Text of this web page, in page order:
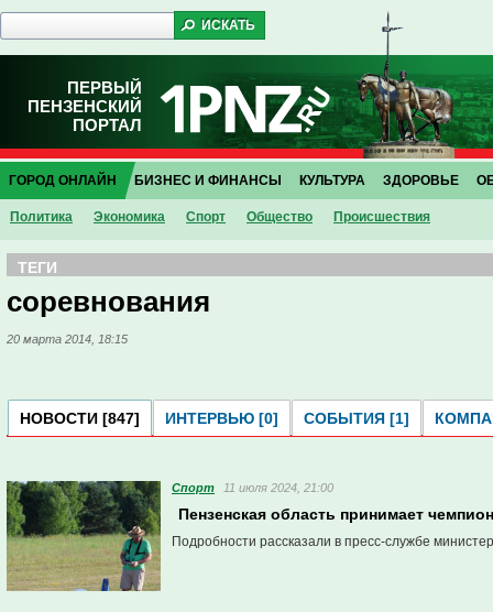
ПЕРВЫЙ
ПЕНЗЕНСКИЙ
ПОРТАЛ
ГОРОД ОНЛАЙН
Политика Экономика Спорт Общество Проиcшествия
БИЗНЕС И ФИНАНСЫ КУЛЬТУРА ЗДОРОВЬЕ
ТЕГИ
соревнования
20 марта 2014, 18:15
НОВОСТИ [847] ИНТЕРВЬЮ [0] СОБЫТИЯ [1]
Спорт 11 июля 2024, 21:00
Пензенская область принимает
Подробности рассказали в пресс-службе